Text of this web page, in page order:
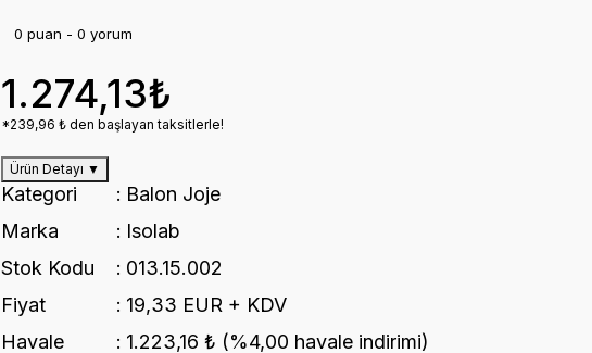
0 puan - 0 yorum
1.274,13₺
*239,96 ₺ den başlayan taksitlerle!
Ürün Detayı ▼
Kategori
Balon Joje
Marka
Isolab
Stok Kodu
013.15.002
Fiyat
19,33 EUR + KDV
Havale
1.223,16 ₺ (%4,00 havale indirimi)